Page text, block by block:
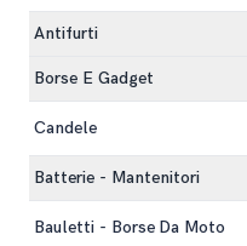
Antifurti
Borse E Gadget
Candele
Batterie - Mantenitori
Bauletti - Borse Da Moto